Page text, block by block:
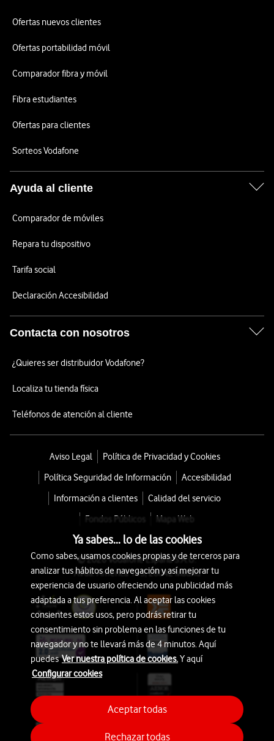
Ofertas nuevos clientes
Ofertas portabilidad móvil
Comparador fibra y móvil
Fibra estudiantes
Ofertas para clientes
Sorteos Vodafone
Ayuda al cliente
Comparador de móviles
Repara tu dispositivo
Tarifa social
Declaración Accesibilidad
Contacta con nosotros
¿Quieres ser distribuidor Vodafone?
Localiza tu tienda física
Teléfonos de atención al cliente
Aviso Legal
Política de Privacidad y Cookies
Política Seguridad de Información
Accesibilidad
Información a clientes
Calidad del servicio
Fondos Públicos
Mapa Web
© 2026 Vodafone España S.A.U.
Avda. América 115, 28042 Madrid
Ya sabes... lo de las cookies
Como sabes, usamos cookies propias y de terceros para
analizar tus hábitos de navegación y así mejorar tu
experiencia de usuario ofreciendo una publicidad más
adaptada a tus preferencia. Al aceptar las cookies
consientes estos usos, pero podrás retirar tu
consentimiento sin problema en las funciones de tu
navegador y no te llevará más de 4 minutos. Aquí
puedesVer nuestra política de cookies.Y aquí
Configurar cookies
Rechazar todas
Aceptar todas